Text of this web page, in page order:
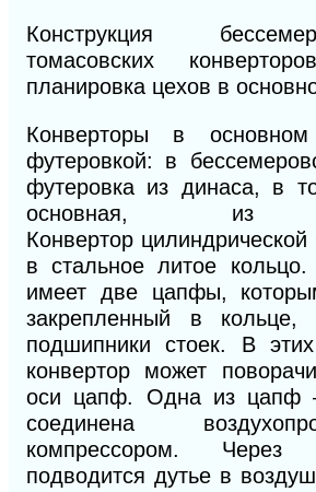
Конструкция
томасовских
планировка цехов в
Конверторы в основном
футеровкой: в
футеровка из динаса, в
основная, из
Конвертор
в стальное литое
имеет две цапфы,
закрепленный в кольце,
подшипники стоек. В
конвертор может
оси цапф. Одна из цапф
соединена
компрессором.
подводится дутье в